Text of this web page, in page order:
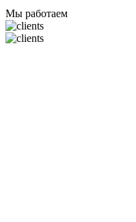
Мы работаем